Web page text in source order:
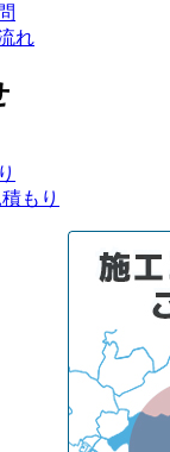
れ
もり